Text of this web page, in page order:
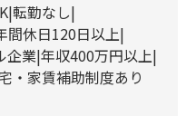
転勤なし
間休日120日以上
企業 年収400万円以上
・家賃補助制度あり